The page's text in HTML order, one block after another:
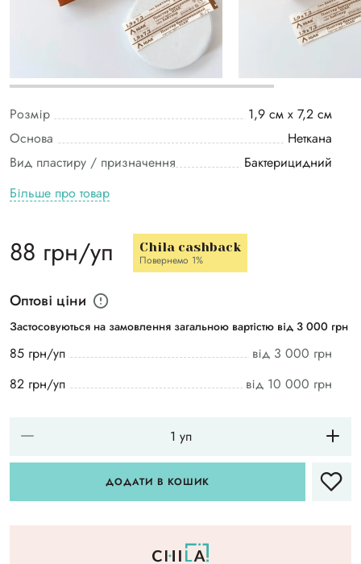
Розмір
1,9 см х 7,2 см
Основа
Неткана
Вид пластиру / призначення
Бактерицидний
Більше про товар
88 грн/уп Chila cashback
Повернемо 1%
Оптові ціни
Застосовуються на замовлення загальною вартістю від 3 000 грн
85 грн/уп
від 3 000 грн
82 грн/уп
від 10 000 грн
ДОДАТИ В КОШИК